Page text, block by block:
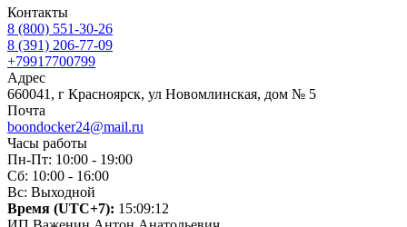
Контакты
8 (800) 551-30-26
8 (391) 206-77-09
+79917700799
Адрес
660041, г Красноярск, ул Новомлинская, дом № 5
Почта
boondocker24@mail.ru
Часы работы
Пн-Пт: 10:00 - 19:00
Сб: 10:00 - 16:00
Вс: Выходной
Время (UTC+7): 15:09:13